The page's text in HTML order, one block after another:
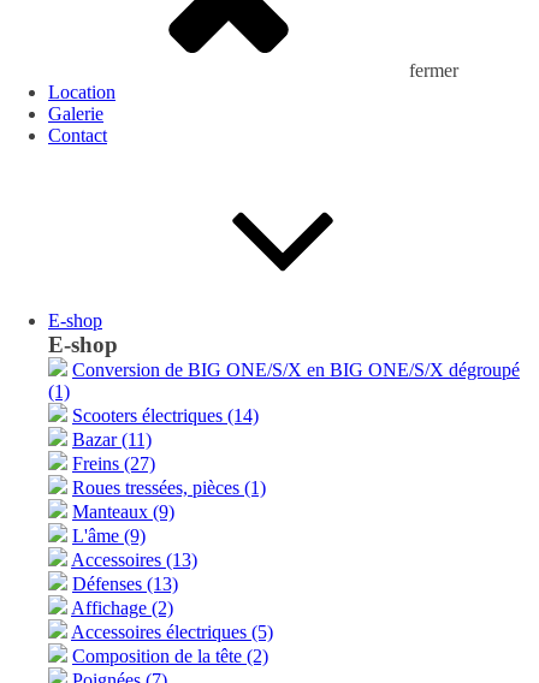
fermer
Location
Galerie
Contact
E-shop
E-shop
Conversion de BIG ONE/S/X en BIG ONE/S/X dégroupé
(1)
Scooters électriques (14)
Bazar (11)
Freins (27)
Roues tressées, pièces (1)
Manteaux (9)
L'âme (9)
Accessoires (13)
Défenses (13)
Affichage (2)
Accessoires électriques (5)
Composition de la tête (2)